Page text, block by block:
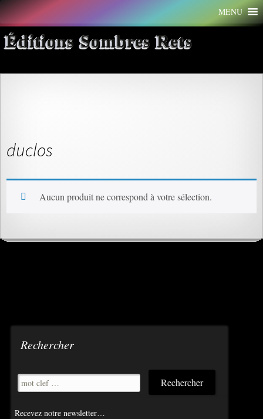
Aller
au
contenu
MENU
Éditions Sombres Rets
duclos
Aucun produit ne correspond à votre sélection.
Rechercher
Recevez notre newsletter…